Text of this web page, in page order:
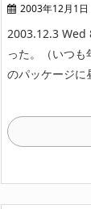
2003年12月1日
2003.12.3 Wed
った。（いつも
のパッケージに